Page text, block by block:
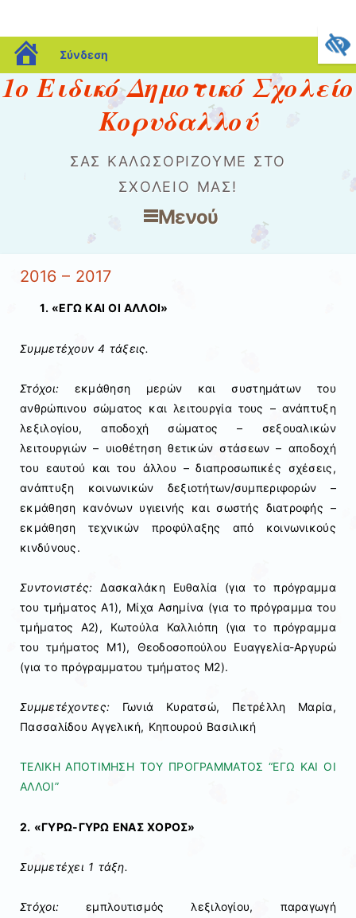
blogs.sch.gr
Σύνδεση
1ο Ειδικό Δημοτικό Σχολείο
Κορυδαλλού
ΣΑΣ ΚΑΛΩΣΟΡΊΖΟΥΜΕ ΣΤΟ
ΣΧΟΛΕΊΟ ΜΑΣ!
Μενού
Μετάβαση στο περιεχόμενο
2016 – 2017
1. «ΕΓΩ ΚΑΙ ΟΙ ΑΛΛΟΙ»
Συμμετέχουν 4 τάξεις.
Στόχοι: εκμάθηση μερών και συστημάτων του
ανθρώπινου σώματος και λειτουργία τους – ανάπτυξη
λεξιλογίου, αποδοχή σώματος – σεξουαλικών
λειτουργιών – υιοθέτηση θετικών στάσεων – αποδοχή
του εαυτού και του άλλου – διαπροσωπικές σχέσεις,
ανάπτυξη κοινωνικών δεξιοτήτων/συμπεριφορών –
εκμάθηση κανόνων υγιεινής και σωστής διατροφής –
εκμάθηση τεχνικών προφύλαξης από κοινωνικούς
κινδύνους.
Συντονιστές: Δασκαλάκη Ευθαλία (για το πρόγραμμα
του τμήματος Α1), Μίχα Ασημίνα (για το πρόγραμμα του
τμήματος Α2), Κωτούλα Καλλιόπη (για το πρόγραμμα
του τμήματος Μ1), Θεοδοσοπούλου Ευαγγελία-Αργυρώ
(για το πρόγραμματου τμήματος Μ2).
Συμμετέχοντες: Γωνιά Κυρατσώ, Πετρέλλη Μαρία,
Πασσαλίδου Αγγελική, Κηπουρού Βασιλική
ΤΕΛΙΚΗ ΑΠΟΤΙΜΗΣΗ ΤΟΥ ΠΡΟΓΡΑΜΜΑΤΟΣ “ΕΓΩ ΚΑΙ ΟΙ
ΑΛΛΟΙ”
2. «ΓΥΡΩ-ΓΥΡΩ ΕΝΑΣ ΧΟΡΟΣ»
Συμμετέχει 1 τάξη.
Στόχοι: εμπλουτισμός λεξιλογίου, παραγωγή